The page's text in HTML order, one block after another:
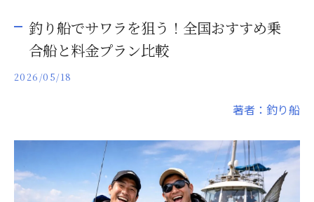
釣り船でサワラを狙う！全国おすすめ乗
合船と料金プラン比較
2026/05/18
著者：釣り船